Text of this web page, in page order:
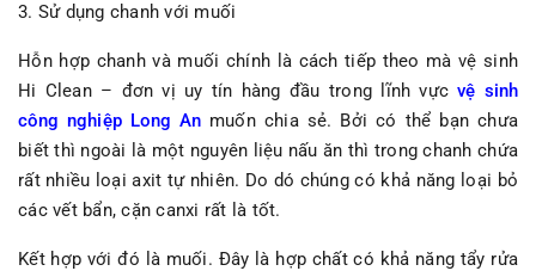
3. Sử dụng chanh với muối
Hỗn hợp chanh và muối chính là cách tiếp theo mà vệ sinh
Hi Clean – đơn vị uy tín hàng đầu trong lĩnh vựcvệ sinh
công nghiệp Long Anmuốn chia sẻ. Bởi có thể bạn chưa
biết thì ngoài là một nguyên liệu nấu ăn thì trong chanh chứa
rất nhiều loại axit tự nhiên. Do dó chúng có khả năng loại bỏ
các vết bẩn, cặn canxi rất là tốt.
Kết hợp với đó là muối. Đây là hợp chất có khả năng tẩy rửa